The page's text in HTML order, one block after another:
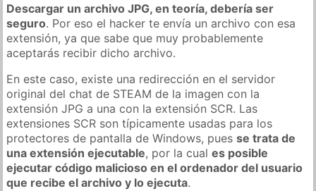
Descargar un archivo JPG, en teoría, debería ser
seguro. Por eso el hacker te envía un archivo con esa
extensión, ya que sabe que muy probablemente
aceptarás recibir dicho archivo.
En este caso, existe una redirección en el servidor
original del chat de STEAM de la imagen con la
extensión JPG a una con la extensión SCR. Las
extensiones SCR son típicamente usadas para los
protectores de pantalla de Windows, puesse trata de
una extensión ejecutable, por la cuales posible
ejecutar código malicioso en el ordenador del usuario
que recibe el archivo y lo ejecuta.